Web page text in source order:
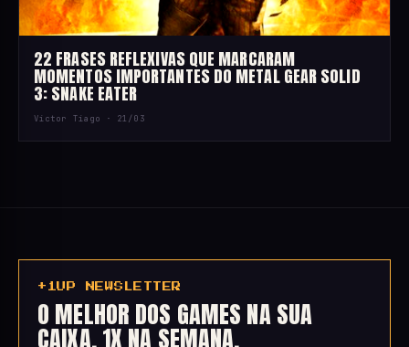
22 FRASES REFLEXIVAS QUE MARCARAM
MOMENTOS IMPORTANTES DO METAL GEAR SOLID
3: SNAKE EATER
Victor Tiago · 21/03
+1UP NEWSLETTER
O MELHOR DOS GAMES NA SUA
CAIXA, 1X NA SEMANA.